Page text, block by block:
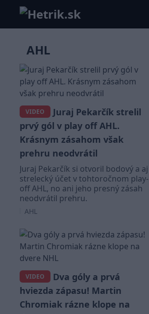
AHL
VIDEO
Juraj Pekarčík strelil
prvý gól v play off AHL.
Krásnym zásahom však
prehru neodvrátil
Juraj Pekarčík si otvoril bodový a aj
strelecký účet v tohtoročnom play-
off AHL, no ani jeho presný zásah
neodvrátil prehru.
AHL
VIDEO
Dva góly a prvá
hviezda zápasu! Martin
Chromiak rázne klope na